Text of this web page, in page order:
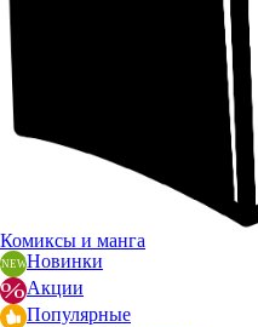
Комиксы и манга
Новинки
Акции
Популярные